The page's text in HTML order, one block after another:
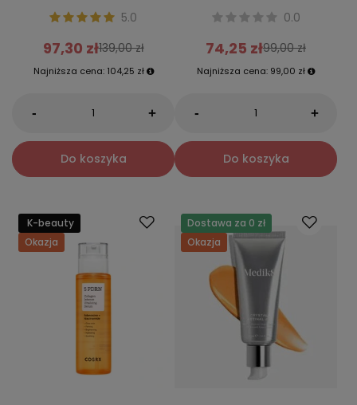
5.0
97,30 zł139,00 zł
Najniższa cena: 104,25 zł
- +
Do koszyka
0.0
74,25 zł99,00 zł
Najniższa cena: 99,00 zł
- +
Do koszyka
K-beauty
Okazja
Dostawa za 0 zł
Okazja